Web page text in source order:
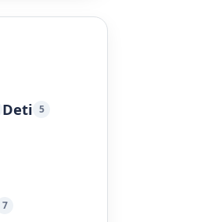
Deti 5
7